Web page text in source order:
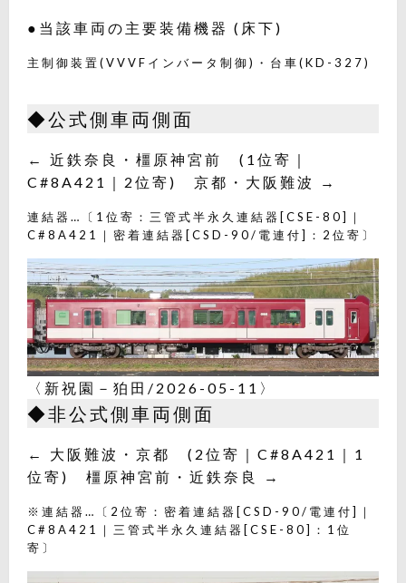
●当該車両の主要装備機器 (床下)
主制御装置(VVVFインバータ制御)・台車(KD-327)
◆公式側車両側面
← 近鉄奈良・橿原神宮前 (1位寄｜
C#8A421｜2位寄) 京都・大阪難波 →
連結器…〔1位寄：三管式半永久連結器[CSE-80]｜
C#8A421｜密着連結器[CSD-90/電連付]：2位寄〕
〈新祝園－狛田/2026-05-11〉
◆非公式側車両側面
← 大阪難波・京都 (2位寄｜C#8A421｜1
位寄) 橿原神宮前・近鉄奈良 →
※連結器…〔2位寄：密着連結器[CSD-90/電連付]｜
C#8A421｜三管式半永久連結器[CSE-80]：1位
寄〕